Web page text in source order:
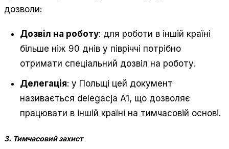
дозволи:
Дозвіл на роботу: для роботи в іншій країні
більше ніж 90 днів у півріччі потрібно
отримати спеціальний дозвіл на роботу.
Делегація: у Польщі цей документ
називається delegacja A1, що дозволяє
працювати в іншій країні на тимчасовій основі.
3. Тимчасовий захист